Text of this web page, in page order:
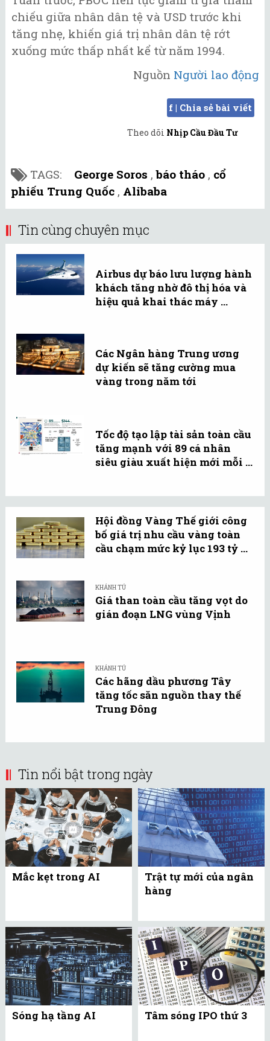
chiếu giữa nhân dân tệ và USD trước khi
tăng nhẹ, khiến giá trị nhân dân tệ rớt
xuống mức thấp nhất kể từ năm 1994.
Nguồn Người lao động
f | Chia sẻ bài viết
Theo dõi Nhịp Cầu Đầu Tư
TAGS: George Soros ,báo tháo , cổ
phiếu Trung Quốc , Alibaba
Tin cùng chuyên mục
Airbus dự báo lưu lượng hành
khách tăng nhờ đô thị hóa và
hiệu quả khai thác máy ...
Các Ngân hàng Trung ương
dự kiến sẽ tăng cường mua
vàng trong năm tới
Tốc độ tạo lập tài sản toàn cầu
tăng mạnh với 89 cá nhân
siêu giàu xuất hiện mới mỗi ...
Hội đồng Vàng Thế giới công
bố giá trị nhu cầu vàng toàn
cầu chạm mức kỷ lục 193 tỷ ...
KHÁNH TÚ
Giá than toàn cầu tăng vọt do
gián đoạn LNG vùng Vịnh
KHÁNH TÚ
Các hãng dầu phương Tây
tăng tốc săn nguồn thay thế
Trung Đông
Tin nổi bật trong ngày
Mắc kẹt trong AI
Trật tự mới của ngân
hàng
Sóng hạ tầng AI Tâm sóng IPO thứ 3